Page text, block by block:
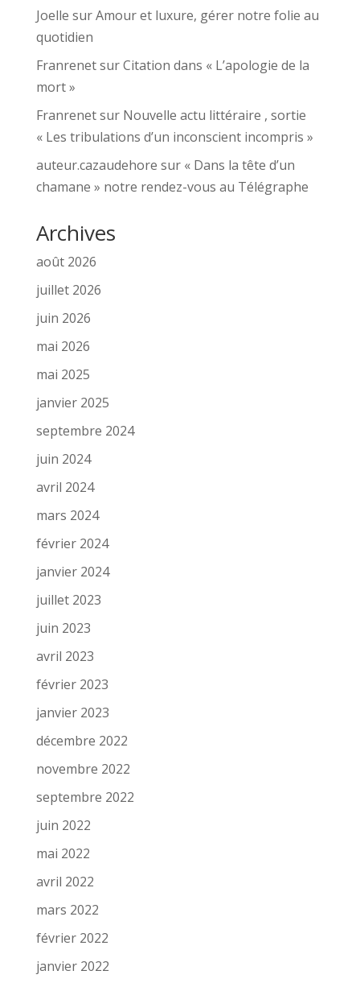
Joelle surAmour et luxure, gérer notre folie au
quotidien
FranrenetsurCitation dans « L’apologie de la
mort »
Franrenetsur Nouvelle actu littéraire , sortie
« Les tribulations d’un inconscient incompris »
auteur.cazaudehore sur « Dans la tête d’un
chamane » notre rendez-vous au Télégraphe
Archives
août 2026
juillet 2026
juin 2026
mai 2026
mai 2025
janvier 2025
septembre 2024
juin 2024
avril 2024
mars 2024
février 2024
janvier 2024
juillet 2023
juin 2023
avril 2023
février 2023
janvier 2023
décembre 2022
novembre 2022
septembre 2022
juin 2022
mai 2022
avril 2022
mars 2022
février 2022
janvier 2022